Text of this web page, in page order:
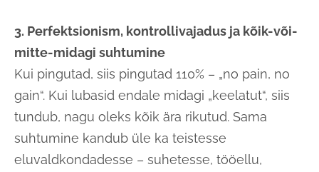
3. Perfektsionism, kontrollivajadus ja kõik-või-
mitte-midagi suhtumine
Kui pingutad, siis pingutad 110% – „no pain, no
gain“. Kui lubasid endale midagi „keelatut“, siis
tundub, nagu oleks kõik ära rikutud. Sama
suhtumine kandub üle ka teistesse
eluvaldkondadesse – suhetesse, tööellu,